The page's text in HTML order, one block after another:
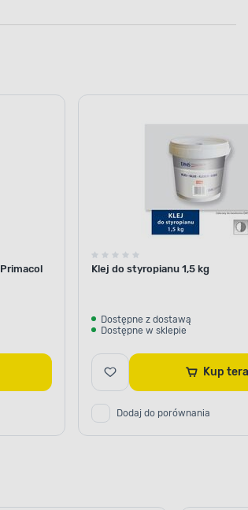
Klej do styropianu 1,5 kg
Dostępne z dostawą
Dostępne w sklepie
Kup
Dodaj do porównania